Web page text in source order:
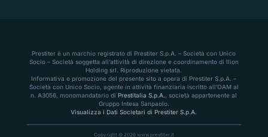
Prestiter è un marchio registrato di Prestiter S.p.A. – Società con Unico
Socio – Società soggetta all’attività di direzione e coordinamento di Ilion
Holding srl. Riproduzione vietata.
Informativa e promozione del presente sito a opera di Prestiter S.p.A. –
Società con Unico Socio, agente in attività finanziaria iscritto all’OAM al
n. A3056, monomandatario diPrestitalia S.p.A., società appartenente al
Gruppo Intesa Sanpaolo.
Visualizza i Dati Societari di Prestiter S.p.A.
Copyright © 2026 www.prestiter.it